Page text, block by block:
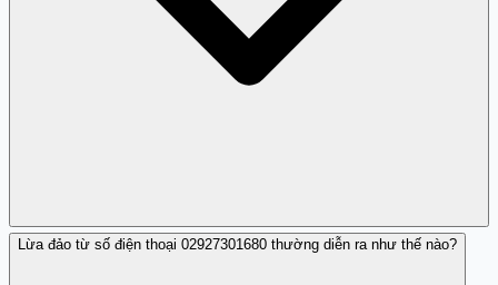
Luôn cảnh giác với các số điện thoại không quen biết và
Lừa đảo từ số điện thoại 02927301680 thường diễn ra như thế nào?